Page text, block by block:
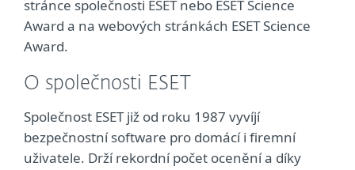
stránce společnosti ESET nebo ESET Science
Award a na webových stránkách ESET Science
Award.
O společnosti ESET
Společnost ESET již od roku 1987 vyvíjí
bezpečnostní software pro domácí i firemní
uživatele. Drží rekordní počet ocenění a díky